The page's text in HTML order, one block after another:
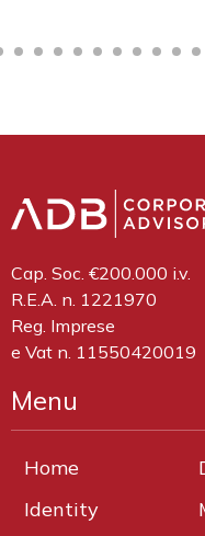
Cap. Soc. €200.000 i.v.
R.E.A. n. 1221970
Reg. Imprese
e Vat n. 11550420019
Menu
Home
Identity